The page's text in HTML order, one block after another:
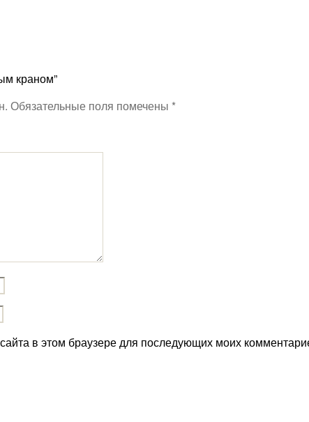
краном”
Обязательные поля помечены *
в этом браузере для последующих моих